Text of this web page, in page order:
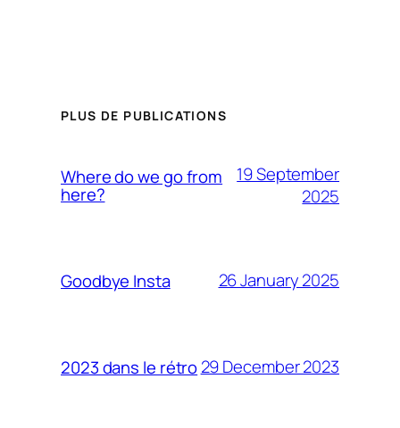
PLUS DE PUBLICATIONS
Where do we go from
here?
19 September
2025
Goodbye Insta 26 January 2025
2023 dans le rétro29 December 2023